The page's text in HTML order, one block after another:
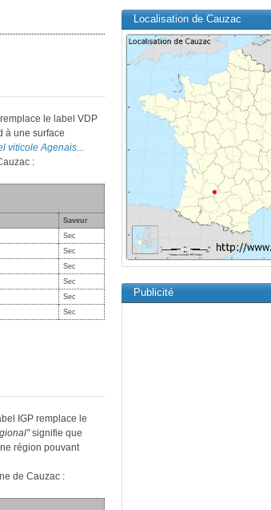
le label VDP
à une surface
viticole Agenais...
:
Saveur
Sec
Sec
Sec
Sec
Sec
Sec
IGP remplace le
signifie que
région pouvant
de Cauzac :
Localisation de Cauzac
Publicité